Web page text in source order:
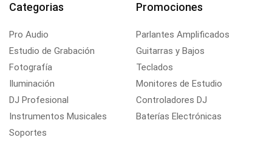
Categorias
Pro Audio
Estudio de Grabación
Fotografía
Iluminación
DJ Profesional
Instrumentos Musicales
Soportes
Promociones
Parlantes Amplificados
Guitarras y Bajos
Teclados
Monitores de Estudio
Controladores DJ
Baterías Electrónicas